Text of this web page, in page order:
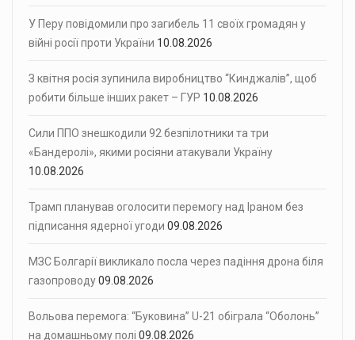
У Перу повідомили про загибель 11 своїх громадян у
війні росії проти України 10.08.2026
З квітня росія зупинила виробництво “Кинджалів”, щоб
робити більше інших ракет – ГУР 10.08.2026
Сили ППО знешкодили 92 безпілотники та три
«Бандеролі», якими росіяни атакували Україну
10.08.2026
Трамп планував оголосити перемогу над Іраном без
підписання ядерної угоди 09.08.2026
МЗС Болгарії викликало посла через падіння дрона біля
газопроводу09.08.2026
Вольова перемога: “Буковина” U-21 обіграла “Оболонь”
на домашньому полі 09.08.2026